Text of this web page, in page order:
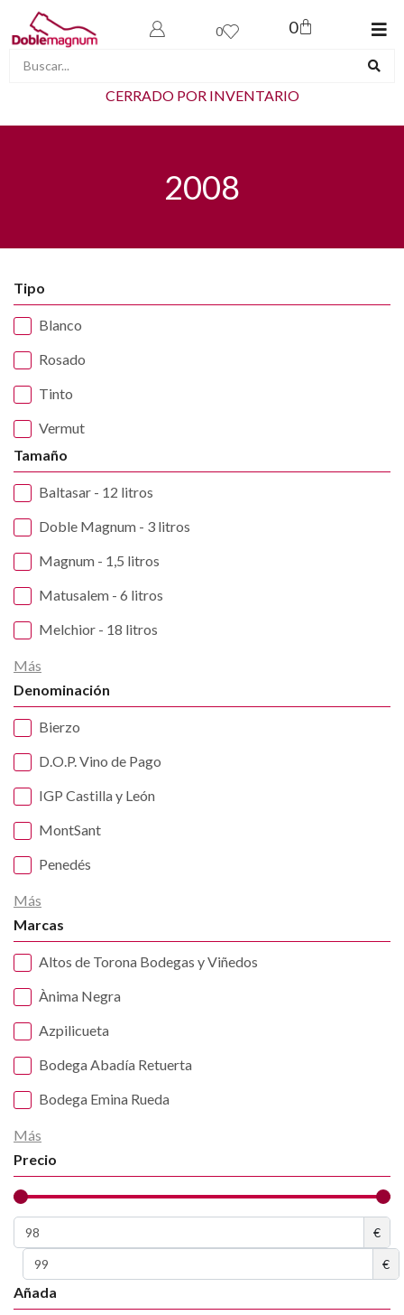
0 0
CERRADO POR INVENTARIO
2008
Tipo
Blanco
Rosado
Tinto
Vermut
Tamaño
Baltasar - 12 litros
Doble Magnum - 3 litros
Magnum - 1,5 litros
Matusalem - 6 litros
Melchior - 18 litros
Más
Denominación
Bierzo
D.O.P. Vino de Pago
IGP Castilla y León
MontSant
Penedés
Más
Marcas
Altos de Torona Bodegas y Viñedos
Ànima Negra
Azpilicueta
Bodega Abadía Retuerta
Bodega Emina Rueda
Más
Precio
€
€
Añada